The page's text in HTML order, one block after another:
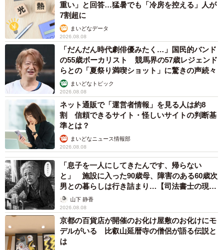
重い」と回答…猛暑でも「冷房を控える」人が
7割超に
まいどなデータ
2026.08.08
「だんだん時代劇俳優みたく…」国民的バンド
の55歳ボーカリスト 競馬界の57歳レジェンド
らとの「夏祭り満喫ショット」に驚きの声続々
まいどなトピック
2026.08.08
ネット通販で「運営者情報」を見る人は約8
割 信頼できるサイト・怪しいサイトの判断基
準とは？
まいどなニュース情報部
2026.08.08
「息子を一人にしてきたんです、帰らない
と」 施設に入った90歳母、障害のある60歳次
男との暮らしは行き詰まり…【司法書士の現場
から】山下 静香
2026.08.08
京都の百貨店が開催のお化け屋敷のお化けにモ
デルがいる 比叡山延暦寺の僧侶が語る伝説と
は